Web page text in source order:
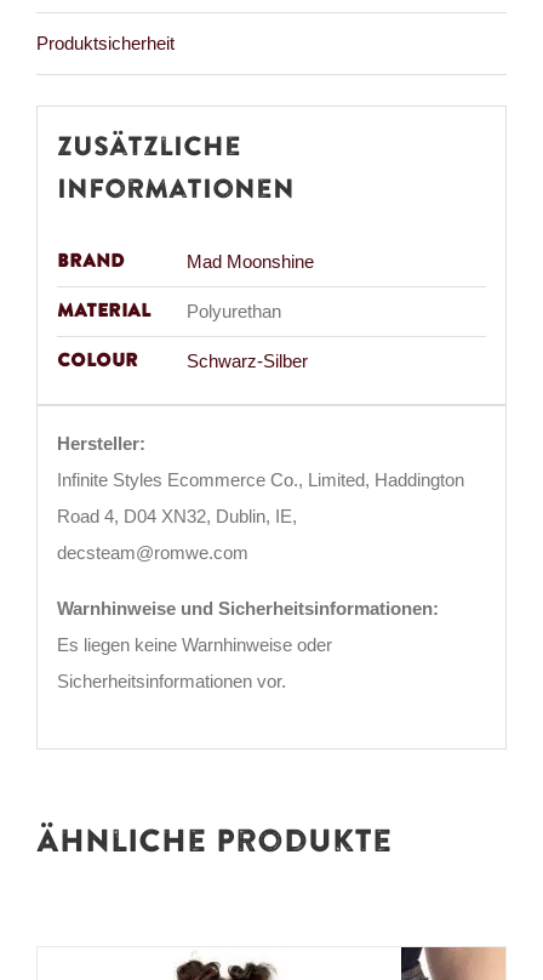
Produktsicherheit
Zusätzliche
Informationen
Brand Mad Moonshine
Material Polyurethan
Colour Schwarz-Silber
Hersteller:
Infinite Styles Ecommerce Co., Limited, Haddington
Road 4, D04 XN32, Dublin, IE,
decsteam@romwe.com
Warnhinweise und Sicherheitsinformationen:
Es liegen keine Warnhinweise oder
Sicherheitsinformationen vor.
Ähnliche Produkte